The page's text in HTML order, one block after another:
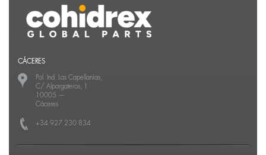
CÁCERES
Pol. Ind. Las Capellanías,
C/ Alpargateros, 1
10005 —
Cáceres
+34 927 230 834